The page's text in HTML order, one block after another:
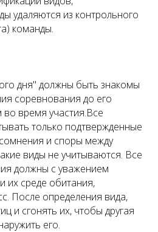
удаляются из контрольного
команды.
дня" должны быть знакомы
соревнования до его
во время участия.Все
только подтвержденные
и споры между
виды не учитываются. Все
должны с уважением
их среде обитания,
После определения вида,
и сгонять их, чтобы другая
его.